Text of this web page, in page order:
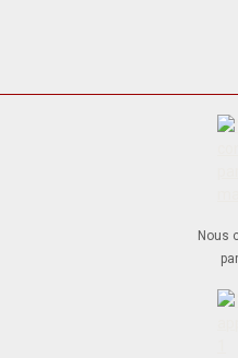
Nous